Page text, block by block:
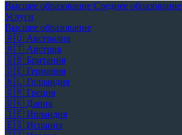
Высшее образование Среднее образование
Услуги
Высшее образование
🇦🇺 Австралия
🇦🇹 Австрия
🇬🇧 Британия
🇩🇪 Германия
🇳🇱 Голландия
🇬🇷 Греция
🇩🇰 Дания
🇮🇪 Ирландия
🇪🇸 Испания